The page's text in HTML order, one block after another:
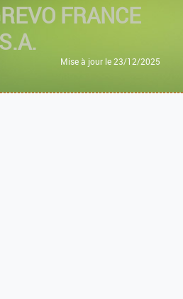
FRANCE
S.A.
Mise à jour le 23/12/2025